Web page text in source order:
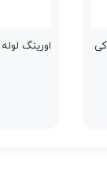
اورینگ